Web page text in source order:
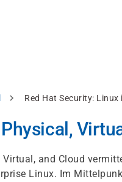
Red Hat Security:
and Cloud
Linux. Im